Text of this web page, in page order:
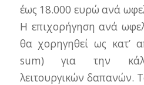
έως 18.000 ευρώ ανά
Η επιχορήγηση ανά
θα χορηγηθεί ως κατ’
sum) για την
λειτουργικών δαπανών.